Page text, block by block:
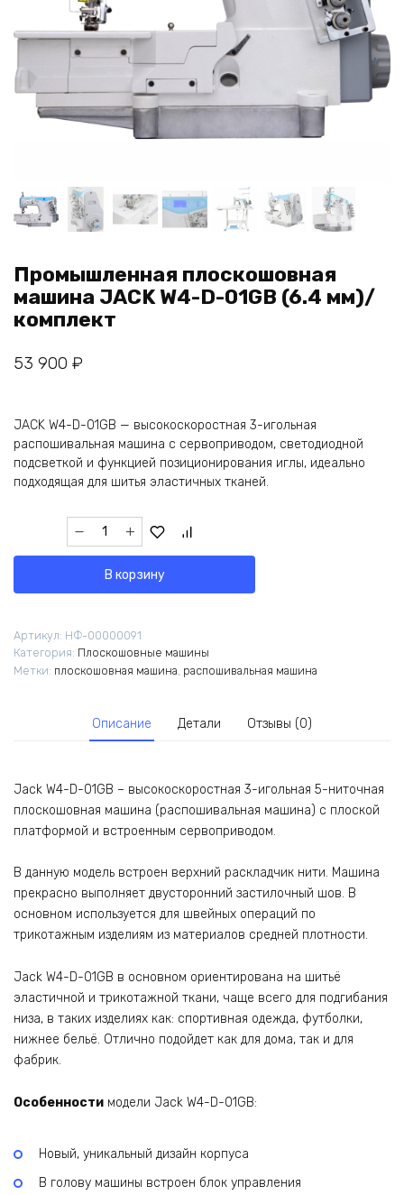
Промышленная плоскошовная
машина JACK W4-D-01GB (6.4 мм)/
комплект
53 900 ₽
JACK W4-D-01GB — высокоскоростная 3-игольная
распошивальная машина с сервоприводом, светодиодной
подсветкой и функцией позиционирования иглы, идеально
подходящая для шитья эластичных тканей.
Количество
товара
плоскошовная
W4-
D-
01GB
В корзину
Артикул: НФ-00000091
Категория: Плоскошовные машины
Метки: плоскошовная машина распошивальная машина
Описание Детали Отзывы (0)
Jack W4-D-01GB – высокоскоростная 3-игольная 5-ниточная
плоскошовная машина (распошивальная машина) с плоской
платформой и встроенным сервоприводом.
В данную модель встроен верхний раскладчик нити. Машина
прекрасно выполняет двусторонний застилочный шов. В
основном используется для швейных операций по
трикотажным изделиям из материалов средней плотности.
Jack W4-D-01GB в основном ориентирована на шитьё
эластичной и трикотажной ткани, чаще всего для подгибания
низа, в таких изделиях как: спортивная одежда, футболки,
нижнее бельё. Отлично подойдет как для дома, так и для
фабрик.
Особенности модели Jack W4-D-01GB:
Новый, уникальный дизайн корпуса
В голову машины встроен блок управления